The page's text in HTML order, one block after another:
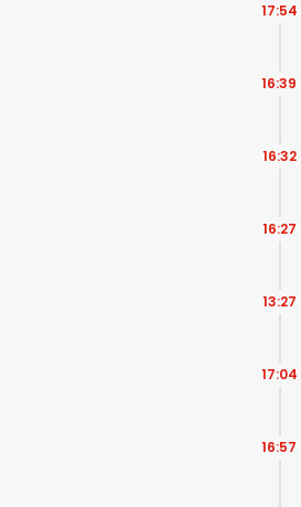
17:54
16:39
16:32
16:27
13:27
17:04
16:57